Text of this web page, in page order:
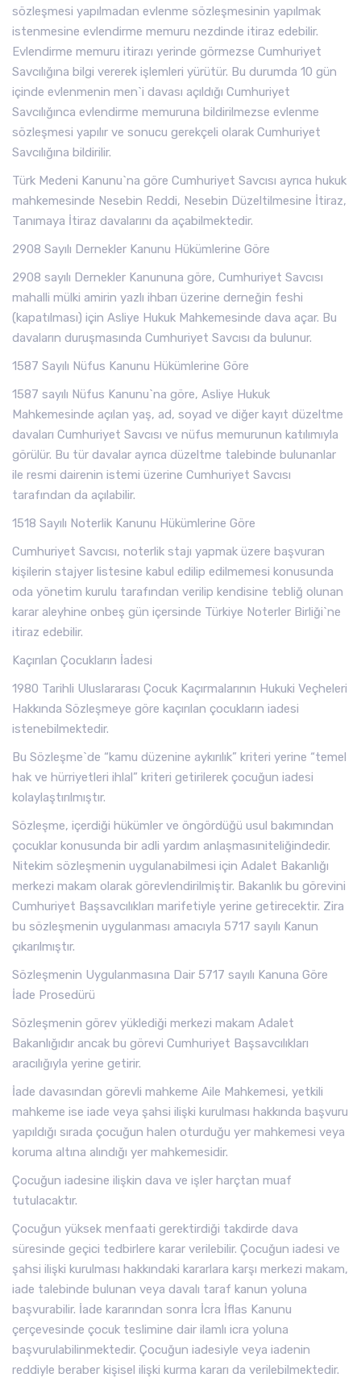
sözleşmesi yapılmadan evlenme sözleşmesinin yapılmak
istenmesine evlendirme memuru nezdinde itiraz edebilir.
Evlendirme memuru itirazı yerinde görmezse Cumhuriyet
Savcılığına bilgi vererek işlemleri yürütür. Bu durumda 10 gün
içinde evlenmenin men`i davası açıldığı Cumhuriyet
Savcılığınca evlendirme memuruna bildirilmezse evlenme
sözleşmesi yapılır ve sonucu gerekçeli olarak Cumhuriyet
Savcılığına bildirilir.
Türk Medeni Kanunu`na göre Cumhuriyet Savcısı ayrıca hukuk
mahkemesinde Nesebin Reddi, Nesebin Düzeltilmesine İtiraz,
Tanımaya İtiraz davalarını da açabilmektedir.
2908 Sayılı Dernekler Kanunu Hükümlerine Göre
2908 sayılı Dernekler Kanununa göre, Cumhuriyet Savcısı
mahalli mülki amirin yazlı ihbarı üzerine derneğin feshi
(kapatılması) için Asliye Hukuk Mahkemesinde dava açar. Bu
davaların duruşmasında Cumhuriyet Savcısı da bulunur.
1587 Sayılı Nüfus Kanunu Hükümlerine Göre
1587 sayılı Nüfus Kanunu`na göre, Asliye Hukuk
Mahkemesinde açılan yaş, ad, soyad ve diğer kayıt düzeltme
davaları Cumhuriyet Savcısı ve nüfus memurunun katılımıyla
görülür. Bu tür davalar ayrıca düzeltme talebinde bulunanlar
ile resmi dairenin istemi üzerine Cumhuriyet Savcısı
tarafından da açılabilir.
1518 Sayılı Noterlik Kanunu Hükümlerine Göre
Cumhuriyet Savcısı, noterlik stajı yapmak üzere başvuran
kişilerin stajyer listesine kabul edilip edilmemesi konusunda
oda yönetim kurulu tarafından verilip kendisine tebliğ olunan
karar aleyhine onbeş gün içersinde Türkiye Noterler Birliği`ne
itiraz edebilir.
Kaçırılan Çocukların İadesi
1980 Tarihli Uluslararası Çocuk Kaçırmalarının Hukuki Veçheleri
Hakkında Sözleşmeye göre kaçırılan çocukların iadesi
istenebilmektedir.
Bu Sözleşme`de “kamu düzenine aykırılık” kriteri yerine “temel
hak ve hürriyetleri ihlal” kriteri getirilerek çocuğun iadesi
kolaylaştırılmıştır.
Sözleşme, içerdiği hükümler ve öngördüğü usul bakımından
çocuklar konusunda bir adli yardım anlaşmasıniteliğindedir.
Nitekim sözleşmenin uygulanabilmesi için Adalet Bakanlığı
merkezi makam olarak görevlendirilmiştir. Bakanlık bu görevini
Cumhuriyet Başsavcılıkları marifetiyle yerine getirecektir. Zira
bu sözleşmenin uygulanması amacıyla 5717 sayılı Kanun
çıkarılmıştır.
Sözleşmenin Uygulanmasına Dair 5717 sayılı Kanuna Göre
İade Prosedürü
Sözleşmenin görev yüklediği merkezi makam Adalet
Bakanlığıdır ancak bu görevi Cumhuriyet Başsavcılıkları
aracılığıyla yerine getirir.
İade davasından görevli mahkeme Aile Mahkemesi, yetkili
mahkeme ise iade veya şahsi ilişki kurulması hakkında başvuru
yapıldığı sırada çocuğun halen oturduğu yer mahkemesi veya
koruma altına alındığı yer mahkemesidir.
Çocuğun iadesine ilişkin dava ve işler harçtan muaf
tutulacaktır.
Çocuğun yüksek menfaati gerektirdiği takdirde dava
süresinde geçici tedbirlere karar verilebilir. Çocuğun iadesi ve
şahsi ilişki kurulması hakkındaki kararlara karşı merkezi makam,
iade talebinde bulunan veya davalı taraf kanun yoluna
başvurabilir. İade kararından sonra İcra İflas Kanunu
çerçevesinde çocuk teslimine dair ilamlı icra yoluna
başvurulabilinmektedir. Çocuğun iadesiyle veya iadenin
reddiyle beraber kişisel ilişki kurma kararı da verilebilmektedir.